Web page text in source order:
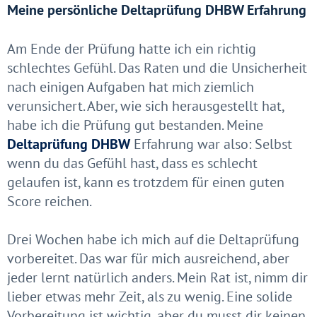
Meine persönliche Deltaprüfung DHBW Erfahrung
Am Ende der Prüfung hatte ich ein richtig
schlechtes Gefühl. Das Raten und die Unsicherheit
nach einigen Aufgaben hat mich ziemlich
verunsichert. Aber, wie sich herausgestellt hat,
habe ich die Prüfung gut bestanden. Meine
Deltaprüfung DHBWErfahrung war also: Selbst
wenn du das Gefühl hast, dass es schlecht
gelaufen ist, kann es trotzdem für einen guten
Score reichen.
Drei Wochen habe ich mich auf die Deltaprüfung
vorbereitet. Das war für mich ausreichend, aber
jeder lernt natürlich anders. Mein Rat ist, nimm dir
lieber etwas mehr Zeit, als zu wenig. Eine solide